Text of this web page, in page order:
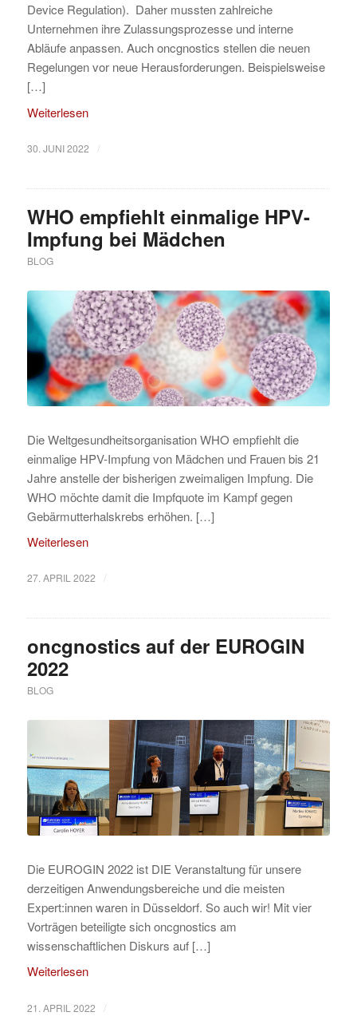
Device Regulation). Daher mussten zahlreiche
Unternehmen ihre Zulassungsprozesse und interne
Abläufe anpassen. Auch oncgnostics stellen die neuen
Regelungen vor neue Herausforderungen. Beispielsweise
[…]
Weiterlesen
30. JUNI 2022 /
WHO empfiehlt einmalige HPV-
Impfung bei Mädchen
BLOG
Die Weltgesundheitsorganisation WHO empfiehlt die
einmalige HPV-Impfung von Mädchen und Frauen bis 21
Jahre anstelle der bisherigen zweimaligen Impfung. Die
WHO möchte damit die Impfquote im Kampf gegen
Gebärmutterhalskrebs erhöhen. […]
Weiterlesen
27. APRIL 2022 /
oncgnostics auf der EUROGIN
2022
BLOG
Die EUROGIN 2022 ist DIE Veranstaltung für unsere
derzeitigen Anwendungsbereiche und die meisten
Expert:innen waren in Düsseldorf. So auch wir! Mit vier
Vorträgen beteiligte sich oncgnostics am
wissenschaftlichen Diskurs auf […]
Weiterlesen
21. APRIL 2022 /